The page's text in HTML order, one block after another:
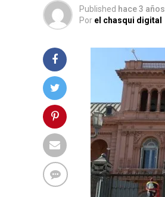
Published hace 3 años
Por el chasqui digital